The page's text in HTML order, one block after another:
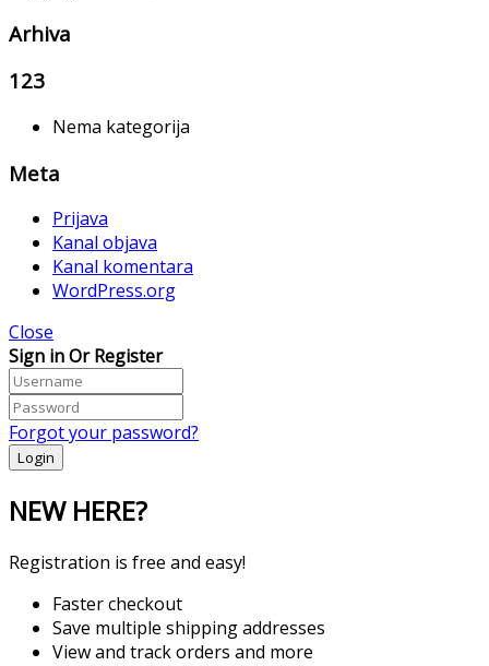
Arhiva
123
Nema kategorija
Meta
Prijava
Kanal objava
Kanal komentara
WordPress.org
Close
Sign in Or Register
Forgot your password?
NEW HERE?
Registration is free and easy!
Faster checkout
Save multiple shipping addresses
View and track orders and more